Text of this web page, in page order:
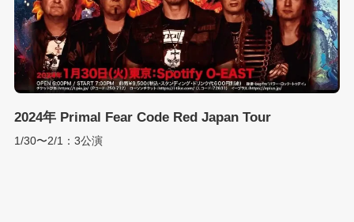
2024年 Primal Fear Code Red Japan Tour
1/30〜2/1：3公演